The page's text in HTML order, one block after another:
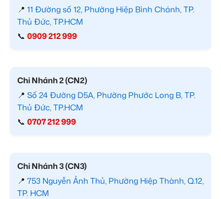
📍 11 Đường số 12, Phường Hiệp Bình Chánh, TP.
Thủ Đức, TP.HCM
📞 0909 212 999
Chi Nhánh 2 (CN2)
📍 Số 24 Đường D5A, Phường Phước Long B, TP.
Thủ Đức, TP.HCM
📞 0707 212 999
Chi Nhánh 3 (CN3)
📍 753 Nguyễn Ảnh Thủ, Phường Hiệp Thành, Q.12,
TP. HCM